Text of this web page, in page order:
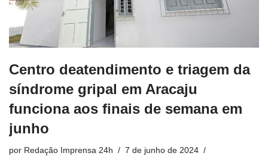
Centro deatendimento e triagem da
síndrome gripal em Aracaju
funciona aos finais de semana em
junho
por Redação Imprensa 24h
7 de junho de 2024